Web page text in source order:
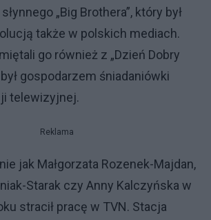
„Big Brothera”, który był
także w polskich mediach.
go również z „Dzień Dobry
był gospodarzem śniadaniówki
telewizyjnej.
Reklama
jak Małgorzata Rozenek-Majdan,
Starak czy Anny Kalczyńska w
stracił pracę w TVN. Stacja